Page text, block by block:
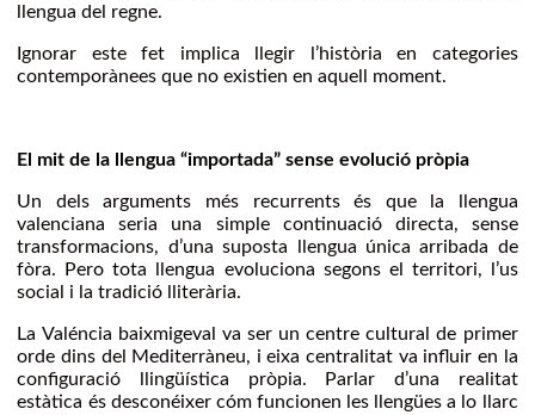
llengua del regne.
Ignorar este fet implica llegir l’història en categories
contemporànees que no existien en aquell moment.
El mit de la llengua “importada” sense evolució pròpia
Un dels arguments més recurrents és que la llengua
valenciana seria una simple continuació directa, sense
transformacions, d’una suposta llengua única arribada de
fòra. Pero tota llengua evoluciona segons el territori, l’us
social i la tradició lliterària.
La Valéncia baixmigeval va ser un centre cultural de primer
orde dins del Mediterràneu, i eixa centralitat va influir en la
configuració llingüística pròpia. Parlar d’una realitat
estàtica és desconéixer cóm funcionen les llengües a lo llarc